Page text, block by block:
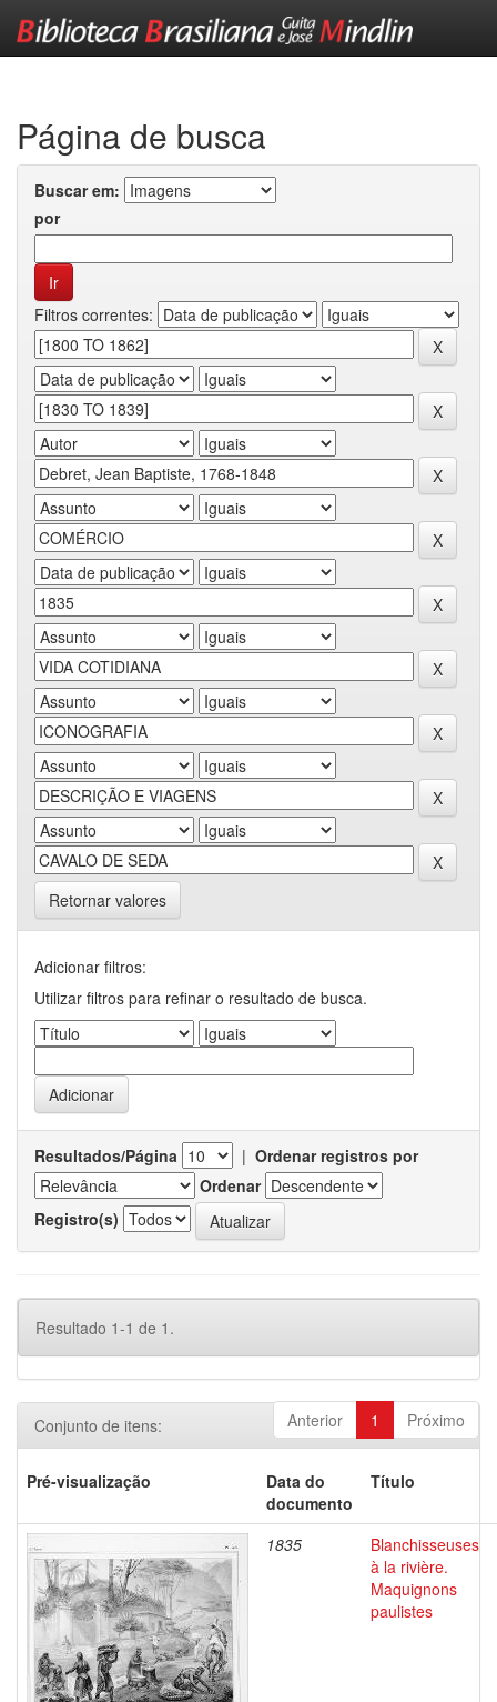
Página de busca
Buscar em:
por
Filtros correntes:
Retornar valores
Adicionar filtros:
Utilizar filtros para refinar o resultado de busca.
Resultados/Página | Ordenar registros por
Ordenar
Registro(s)
Resultado 1-1 de 1.
Anterior 1 Próximo
Conjunto de itens:
Pré-visualização
Data do
documento
Título
1835
Blanchisseuses
à la rivière.
Maquignons
paulistes